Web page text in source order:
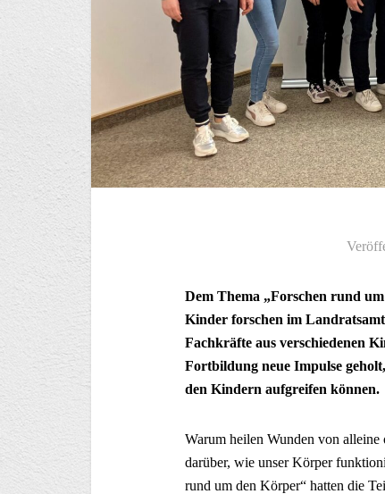
Dem Thema „Forschen rund
Kinder forschen im
Fachkräfte aus verschiedenen
Fortbildung neue Impulse
den Kindern aufgreifen können.
Warum heilen Wunden von
darüber, wie unser Körper
rund um den Körper“ hatten die